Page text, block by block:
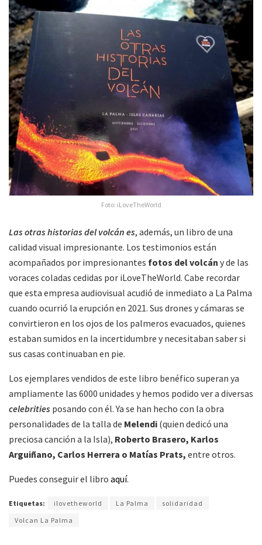
Foto: iLoveTheWorld
Las otras historias del volcán es, además, un libro de una
calidad visual impresionante. Los testimonios están
acompañados por impresionantes fotos del volcán y de las
voraces coladas cedidas por iLoveTheWorld. Cabe recordar
que esta empresa audiovisual acudió de inmediato a La Palma
cuando ocurrió la erupción en 2021. Sus drones y cámaras se
convirtieron en los ojos de los palmeros evacuados, quienes
estaban sumidos en la incertidumbre y necesitaban saber si
sus casas continuaban en pie.
Los ejemplares vendidos de este libro benéfico superan ya
ampliamente las 6000 unidades y hemos podido ver a diversas
celebrities posando con él. Ya se han hecho con la obra
personalidades de la talla de Melendi (quien dedicó una
preciosa canción a la Isla), Roberto Brasero, Karlos
Arguiñano, Carlos Herrera o Matías Prats, entre otros.
Puedes conseguir el libro aquí.
Etiquetas: ilovetheworld La Palma
solidaridad
Volcan La Palma